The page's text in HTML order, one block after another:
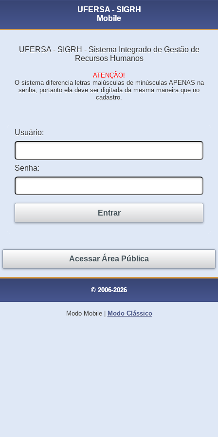
UFERSA - SIGRH
Mobile
UFERSA - SIGRH - Sistema Integrado de Gestão de
Recursos Humanos
ATENÇÃO!
O sistema diferencia letras maiúsculas de minúsculas APENAS na
senha, portanto ela deve ser digitada da mesma maneira que no
cadastro.
Usuário:
Senha:
Entrar
Acessar Área Pública
© 2006-2026
Modo Mobile| Modo Clássico